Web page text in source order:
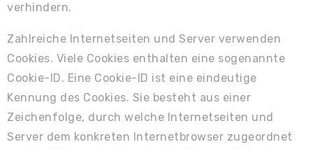
verhindern.
Zahlreiche Internetseiten und Server verwenden
Cookies. Viele Cookies enthalten eine sogenannte
Cookie-ID. Eine Cookie-ID ist eine eindeutige
Kennung des Cookies. Sie besteht aus einer
Zeichenfolge, durch welche Internetseiten und
Server dem konkreten Internetbrowser zugeordnet